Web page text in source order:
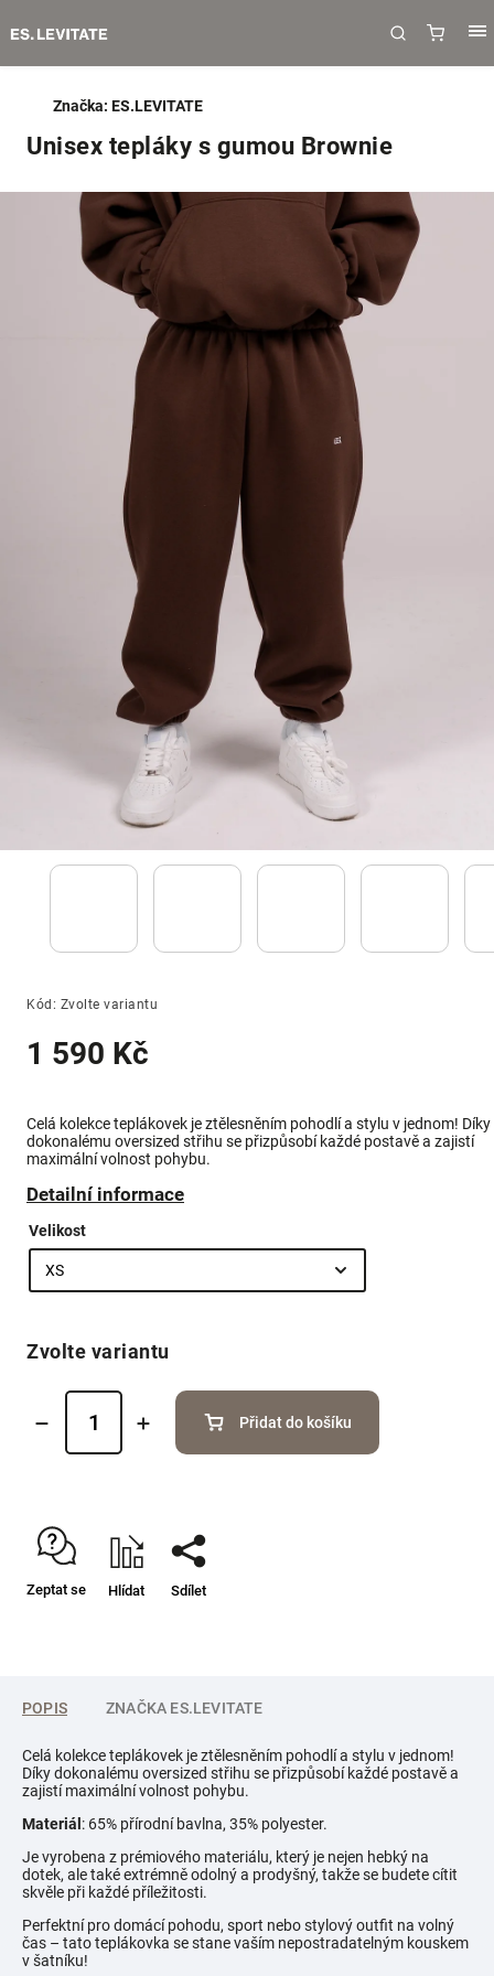
Unisex tepláky s gumou Brownie
Kód: Zvolte variantu
1 590 Kč
Celá kolekce teplákovek je ztělesněním pohodlí a stylu v jednom! Díky
dokonalému oversized střihu se přizpůsobí každé postavě a zajistí
maximální volnost pohybu.
Detailní informace
Značka: ES.LEVITATE
Velikost
Zvolte variantu
Přidat do košíku
Zeptat se Hlídat Sdílet
POPIS ZNAČKA ES.LEVITATE
Celá kolekce teplákovek je ztělesněním pohodlí a stylu v jednom!
Díky dokonalému oversized střihu se přizpůsobí každé postavě a
zajistí maximální volnost pohybu.
Materiál : 65% přírodní bavlna, 35% polyester.
Je vyrobena z prémiového materiálu, který je nejen hebký na
dotek, ale také extrémně odolný a prodyšný, takže se budete cítit
skvěle při každé příležitosti.
Perfektní pro domácí pohodu, sport nebo stylový outfit na volný
čas – tato teplákovka se stane vaším nepostradatelným kouskem
v šatníku!